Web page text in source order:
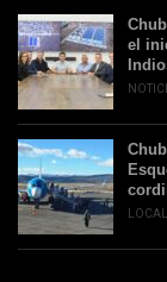
el